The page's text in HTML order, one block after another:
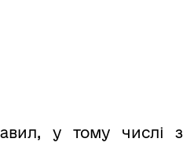
у тому числі